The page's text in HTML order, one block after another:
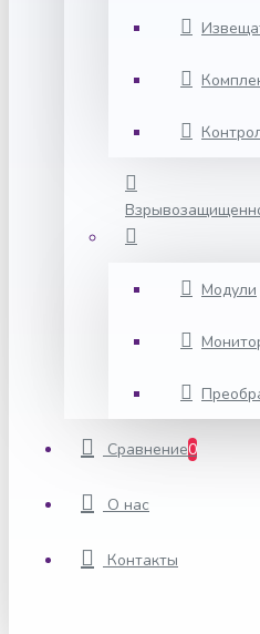
Модули
Сравнение0
О нас
Контакты